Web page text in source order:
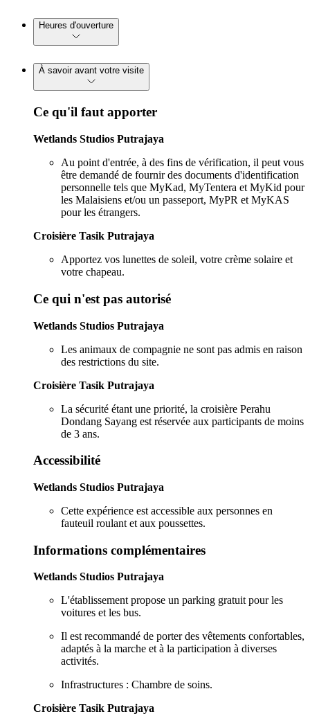
Heures d'ouverture
À savoir avant votre visite
Ce qu'il faut apporter
Wetlands Studios Putrajaya
Au point d'entrée, à des fins de vérification, il peut vous
être demandé de fournir des documents d'identification
personnelle tels que MyKad, MyTentera et MyKid pour
les Malaisiens et/ou un passeport, MyPR et MyKAS
pour les étrangers.
Croisière Tasik Putrajaya
Apportez vos lunettes de soleil, votre crème solaire et
votre chapeau.
Ce qui n'est pas autorisé
Wetlands Studios Putrajaya
Les animaux de compagnie ne sont pas admis en raison
des restrictions du site.
Croisière Tasik Putrajaya
La sécurité étant une priorité, la croisière Perahu
Dondang Sayang est réservée aux participants de moins
de 3 ans.
Accessibilité
Wetlands Studios Putrajaya
Cette expérience est accessible aux personnes en
fauteuil roulant et aux poussettes.
Informations complémentaires
Wetlands Studios Putrajaya
L'établissement propose un parking gratuit pour les
voitures et les bus.
Il est recommandé de porter des vêtements confortables,
adaptés à la marche et à la participation à diverses
activités.
Infrastructures : Chambre de soins.
Croisière Tasik Putrajaya